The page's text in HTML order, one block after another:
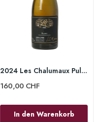
2024 Les Chalumaux Puligny Montrachet 1er Cru...
160,00 CHF
In den Warenkorb